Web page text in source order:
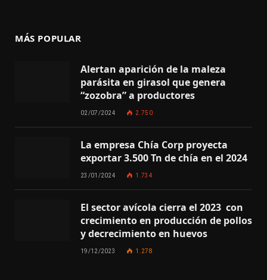
MÁS POPULAR
Alertan aparición de la maleza
parásita en girasol que genera
“zozobra” a productores
02/07/2024 2.750
La empresa Chía Corp proyecta
exportar 3.500 Tn de chía en el 2024
23/01/2024 1.734
El sector avícola cierra el 2023 con
crecimiento en producción de pollos
y decrecimiento en huevos
19/12/2023 1.278